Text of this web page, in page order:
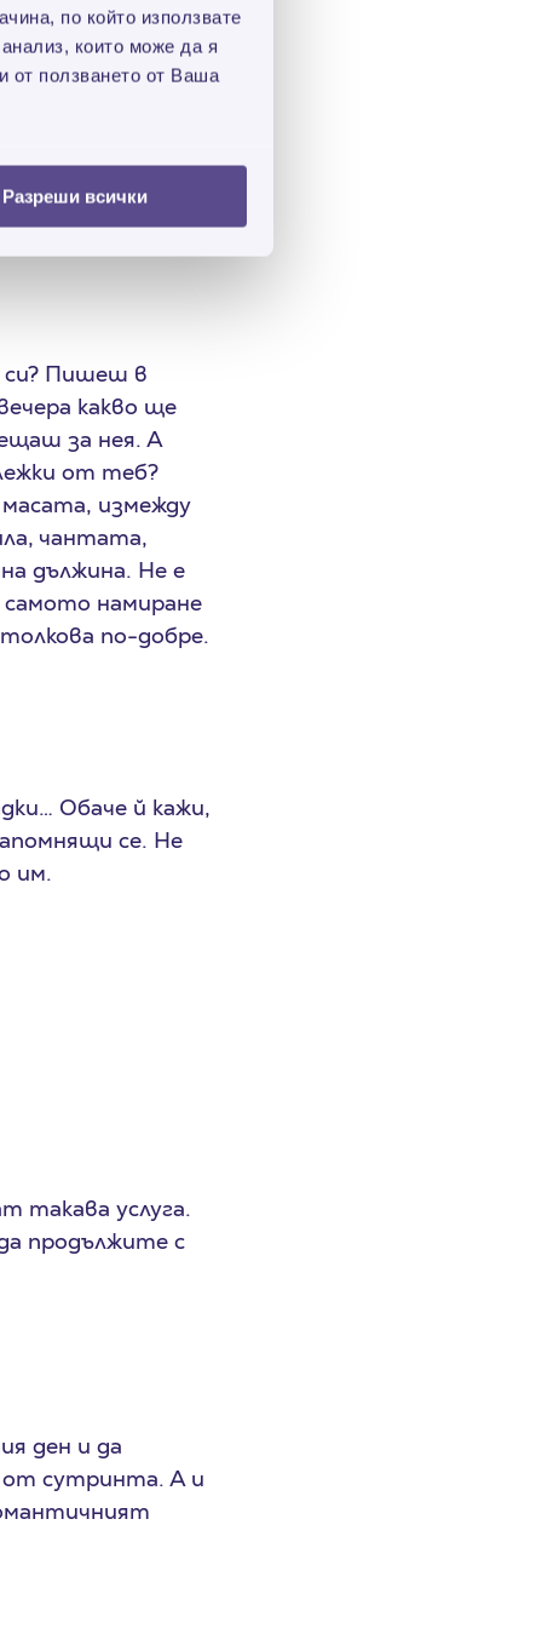
по който използвате
които може да я
от ползването от Ваша
Разреши всички
съществуват и
При
и му я
си? Пишеш в
какво ще
за нея. А
от теб?
измежду
чантата,
дължина. Не е
намиране
по-добре.
Обаче й кажи,
се. Не
им.
такава услуга.
продължите с
ден и да
от сутринта. А и